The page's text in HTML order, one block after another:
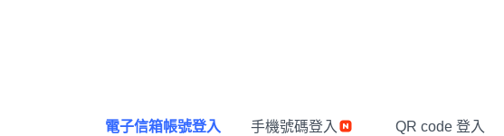
電子信箱帳號登入 手機號碼登入 QR code 登入